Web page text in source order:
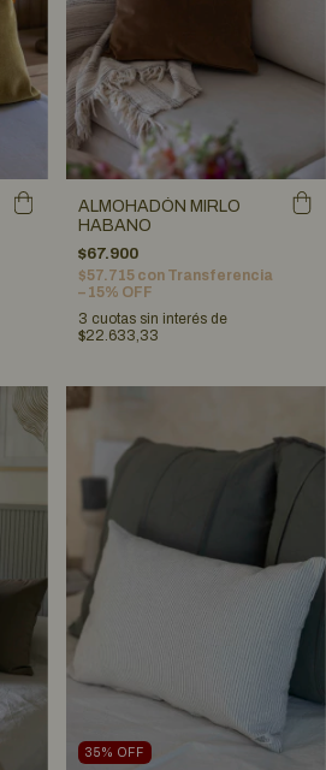
ALMOHADÓN MIRLO
HABANO
$67.900
$57.715 con Transferencia
– 15% OFF
3 cuotas sin interés de
$22.633,33
35% OFF